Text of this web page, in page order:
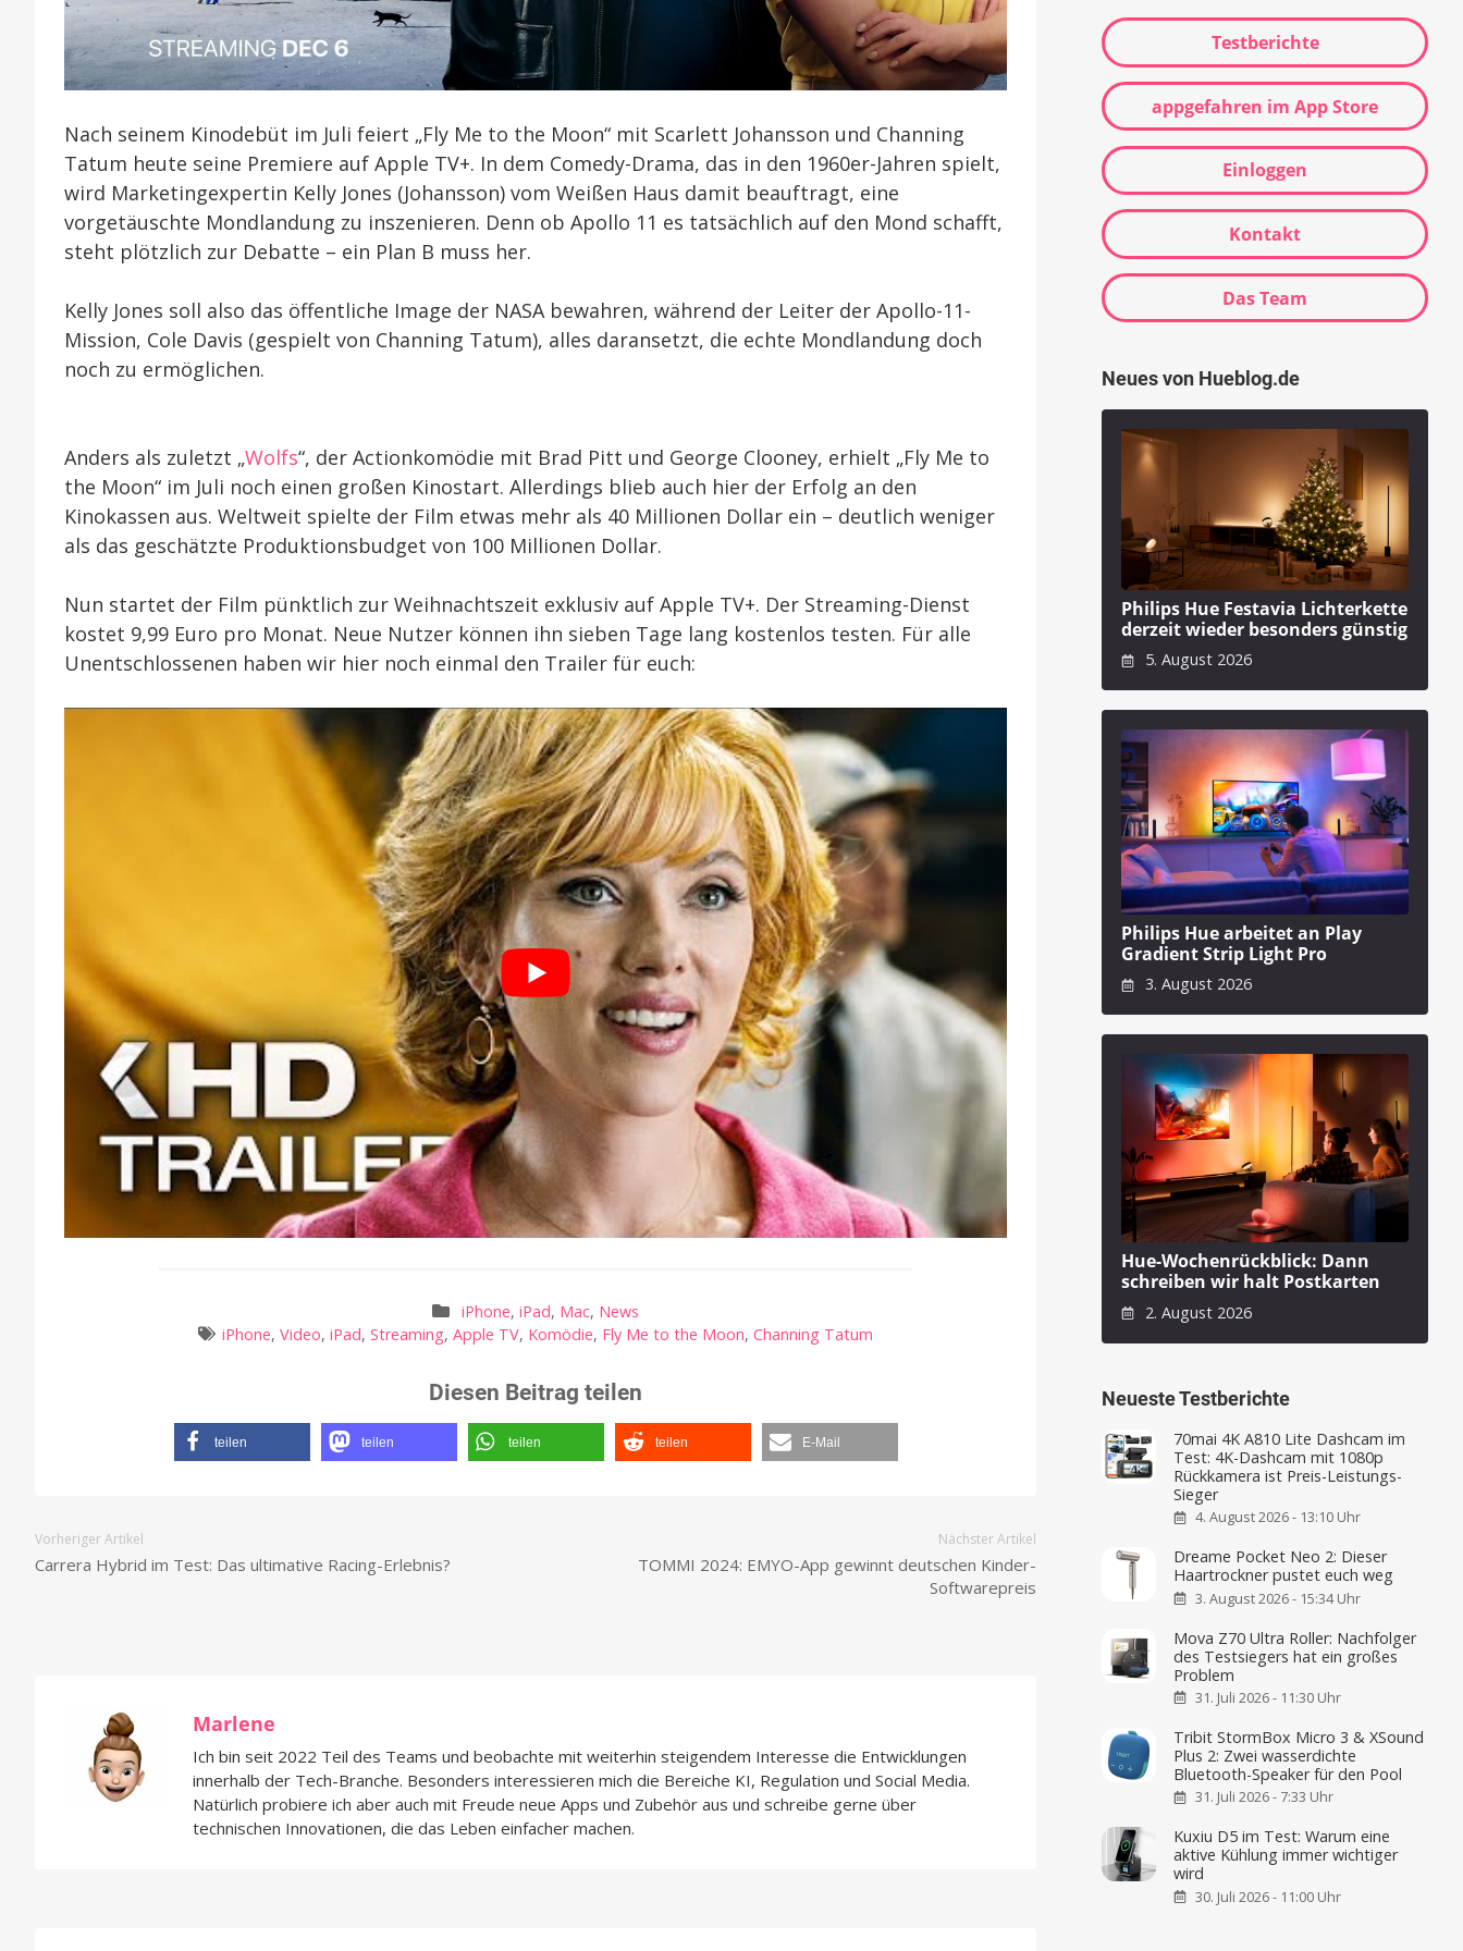
Nach seinem Kinodebüt im Juli feiert „Fly Me to the Moon“ mit Scarlett Johansson und Channing
Tatum heute seine Premiere auf Apple TV+. In dem Comedy-Drama, das in den 1960er-Jahren spielt,
wird Marketingexpertin Kelly Jones (Johansson) vom Weißen Haus damit beauftragt, eine
vorgetäuschte Mondlandung zu inszenieren. Denn ob Apollo 11 es tatsächlich auf den Mond schafft,
steht plötzlich zur Debatte – ein Plan B muss her.
Kelly Jones soll also das öffentliche Image der NASA bewahren, während der Leiter der Apollo-11-
Mission, Cole Davis (gespielt von Channing Tatum), alles daransetzt, die echte Mondlandung doch
noch zu ermöglichen.
Anders als zuletzt „Wolfs“, der Actionkomödie mit Brad Pitt und George Clooney, erhielt „Fly Me to
the Moon“ im Juli noch einen großen Kinostart. Allerdings blieb auch hier der Erfolg an den
Kinokassen aus. Weltweit spielte der Film etwas mehr als 40 Millionen Dollar ein – deutlich weniger
als das geschätzte Produktionsbudget von 100 Millionen Dollar.
Nun startet der Film pünktlich zur Weihnachtszeit exklusiv auf Apple TV+. Der Streaming-Dienst
kostet 9,99 Euro pro Monat. Neue Nutzer können ihn sieben Tage lang kostenlos testen. Für alle
Unentschlossenen haben wir hier noch einmal den Trailer für euch:
iPhone, iPad, Mac, News
iPhone, Video, iPad, Streaming, Apple TV, Komödie, Fly Me to the Moon, Channing Tatum
Diesen Beitrag teilen
teilen teilen teilen teilen E-Mail
Vorheriger Artikel
Carrera Hybrid im Test: Das ultimative Racing-Erlebnis?
Nächster Artikel
TOMMI 2024: EMYO-App gewinnt deutschen Kinder-
Softwarepreis
Marlene
Ich bin seit 2022 Teil des Teams und beobachte mit weiterhin steigendem Interesse die Entwicklungen
innerhalb der Tech-Branche. Besonders interessieren mich die Bereiche KI, Regulation und Social Media.
Natürlich probiere ich aber auch mit Freude neue Apps und Zubehör aus und schreibe gerne über
technischen Innovationen, die das Leben einfacher machen.
Testberichte
appgefahren im App Store
Einloggen
Kontakt
Das Team
Neues von Hueblog.de
Philips Hue Festavia Lichterkette
derzeit wieder besonders günstig
5. August 2026
Philips Hue arbeitet an Play
Gradient Strip Light Pro
3. August 2026
Hue-Wochenrückblick: Dann
schreiben wir halt Postkarten
2. August 2026
Neueste Testberichte
70mai 4K A810 Lite Dashcam im
Test: 4K-Dashcam mit 1080p
Rückkamera ist Preis-Leistungs-
Sieger
4. August 2026 - 13:10 Uhr
Dreame Pocket Neo 2: Dieser
Haartrockner pustet euch weg
3. August 2026 - 15:34 Uhr
Mova Z70 Ultra Roller: Nachfolger
des Testsiegers hat ein großes
Problem
31. Juli 2026 - 11:30 Uhr
Tribit StormBox Micro 3 & XSound
Plus 2: Zwei wasserdichte
Bluetooth-Speaker für den Pool
31. Juli 2026 - 7:33 Uhr
Kuxiu D5 im Test: Warum eine
aktive Kühlung immer wichtiger
wird
30. Juli 2026 - 11:00 Uhr